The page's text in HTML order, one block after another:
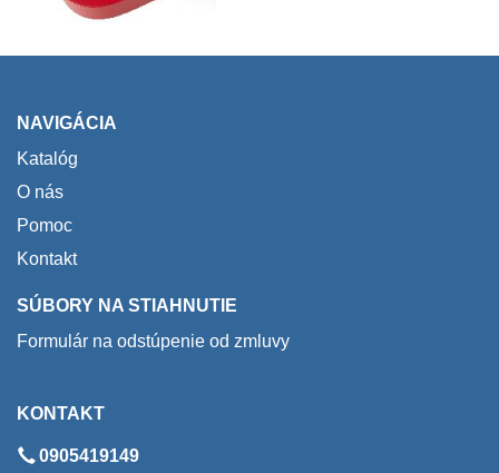
NAVIGÁCIA
Katalóg
O nás
Pomoc
Kontakt
SÚBORY NA STIAHNUTIE
Formulár na odstúpenie od zmluvy
KONTAKT
0905419149